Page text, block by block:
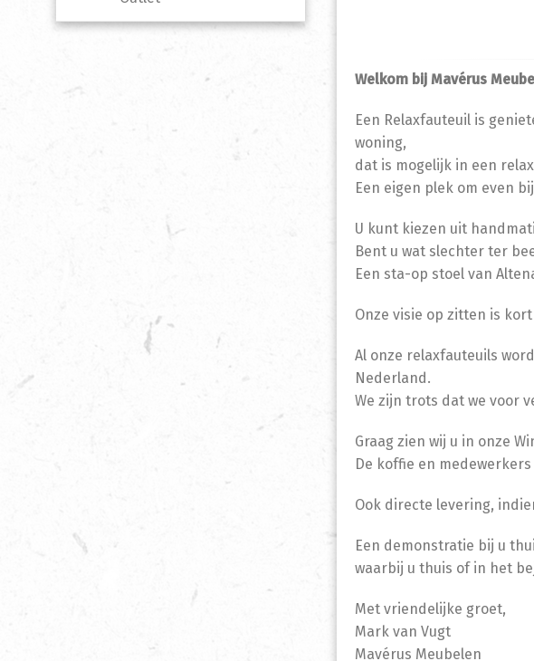
Welkom bij Mavérus
Een Relaxfauteuil is
woning,
dat is mogelijk in een
Een eigen plek om even
U kunt kiezen uit
Bent u wat slechter ter
Een sta-op stoel van
Onze visie op zitten is
Al onze relaxfauteuils
Nederland.
We zijn trots dat we voor
Graag zien wij u in onze
De koffie en
Ook directe levering,
Een demonstratie bij u
waarbij u thuis of in het
Met vriendelijke groet,
Mark van Vugt
Mavérus Meubelen